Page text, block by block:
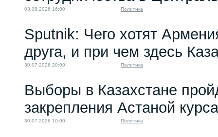
03.08.2026 16:00 Политика
Sputnik: Чего хотят
друга, и при чем здесь
30.07.2026 20:00 Политика
Выборы в Казахстане
закрепления Астаной
30.07.2026 10:00 Политика